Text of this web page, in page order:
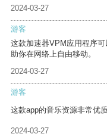
2024-03-27
游客
这款加速器VPM应用程序
助你在网络上自由移动。
2024-03-27
游客
这款app的音乐资源非常优
2024-03-27